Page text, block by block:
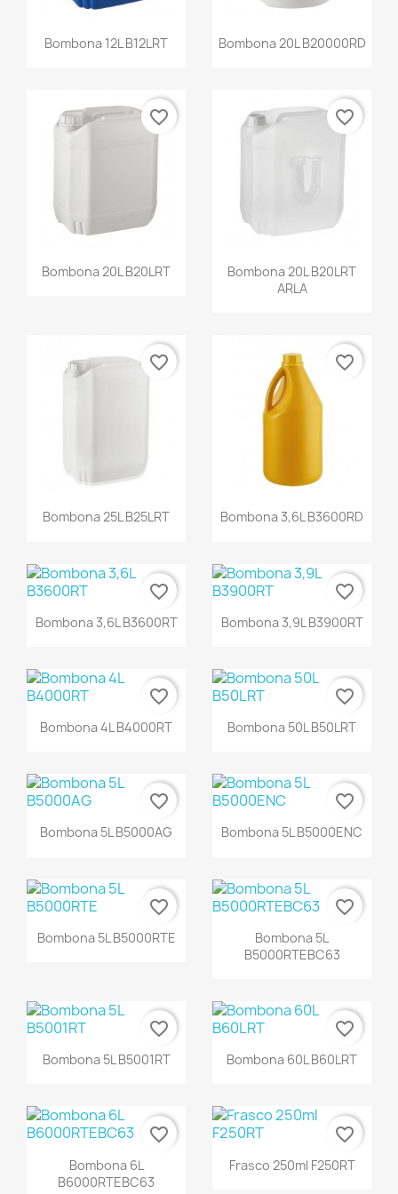
Bombona 12L B12LRT Bombona 20L B20000RD
Bombona 20L B20LRT
favorite_border
Bombona 20L B20LRT
ARLA
favorite_border
Bombona 25L B25LRT
favorite_border
Bombona 3,6L B3600RD
favorite_border
Bombona 3,6L B3600RT
favorite_border
Bombona 3,9L B3900RT
favorite_border
Bombona 4L B4000RT
favorite_border
Bombona 50L B50LRT
favorite_border
Bombona 5L B5000AG
favorite_border
Bombona 5L B5000ENC
favorite_border
Bombona 5L B5000RTE
favorite_border
Bombona 5L
B5000RTEBC63
favorite_border
Bombona 5L B5001RT
favorite_border
Bombona 60L B60LRT
favorite_border
Bombona 6L
B6000RTEBC63
favorite_border
Frasco 250ml F250RT
favorite_border